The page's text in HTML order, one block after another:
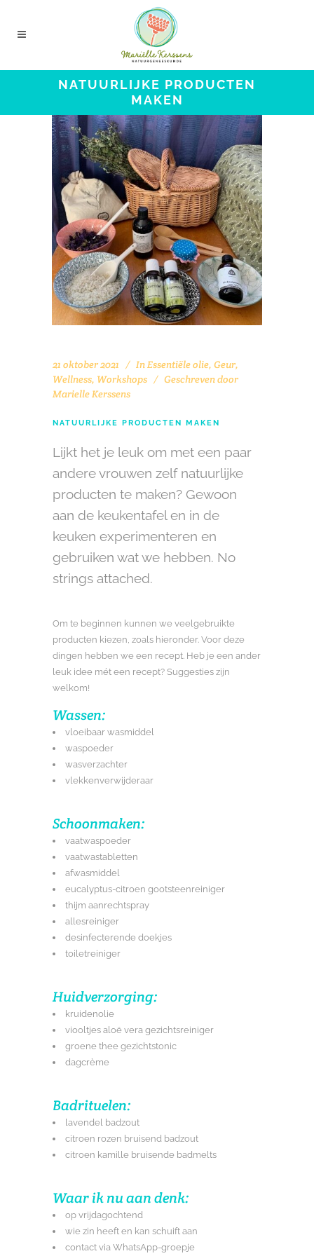
NATUURLIJKE PRODUCTEN
MAKEN
21 oktober 2021 InEssentiële olie, Geur,
Wellness, Workshops
Geschreven door
Marielle Kerssens
NATUURLIJKE PRODUCTEN MAKEN
Lijkt het je leuk om met een paar
andere vrouwen zelf natuurlijke
producten te maken? Gewoon
aan de keukentafel en in de
keuken experimenteren en
gebruiken wat we hebben. No
strings attached.
Om te beginnen kunnen we veelgebruikte
producten kiezen, zoals hieronder. Voor deze
dingen hebben we een recept. Heb je een ander
leuk idee mét een recept? Suggesties zijn
welkom!
Wassen:
vloeibaar wasmiddel
waspoeder
wasverzachter
vlekkenverwijderaar
Schoonmaken:
vaatwaspoeder
vaatwastabletten
afwasmiddel
eucalyptus-citroen gootsteenreiniger
thijm aanrechtspray
allesreiniger
desinfecterende doekjes
toiletreiniger
Huidverzorging:
kruidenolie
viooltjes aloë vera gezichtsreiniger
groene thee gezichtstonic
dagcrème
Badrituelen:
lavendel badzout
citroen rozen bruisend badzout
citroen kamille bruisende badmelts
Waar ik nu aan denk:
op vrijdagochtend
wie zin heeft en kan schuift aan
contact via WhatsApp-groepje